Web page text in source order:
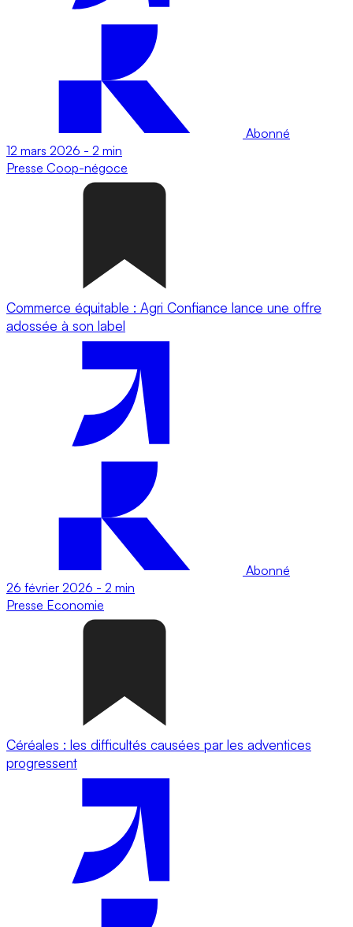
Abonné
12 mars 2026 - 2 min
Presse Coop-négoce
Commerce équitable : Agri Confiance lance une offre
adossée à son label
Abonné
26 février 2026 - 2 min
Presse Economie
Céréales : les difficultés causées par les adventices
progressent